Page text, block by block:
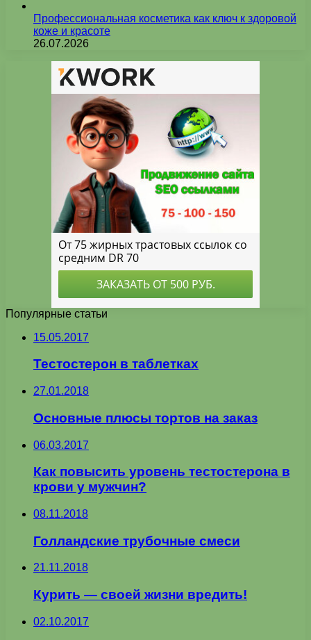
Профессиональная косметика как ключ к здоровой
коже и красоте
26.07.2026
Популярные статьи
15.05.2017
Тестостерон в таблетках
27.01.2018
Основные плюсы тортов на заказ
06.03.2017
Как повысить уровень тестостерона в
крови у мужчин?
08.11.2018
Голландские трубочные смеси
21.11.2018
Курить — своей жизни вредить!
02.10.2017